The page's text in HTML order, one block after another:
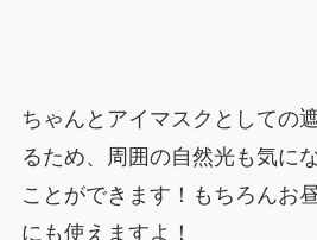
ちゃんとアイマスクとしての
るため、周囲の自然光も気に
ことができます！もちろんお
にも使えますよ！